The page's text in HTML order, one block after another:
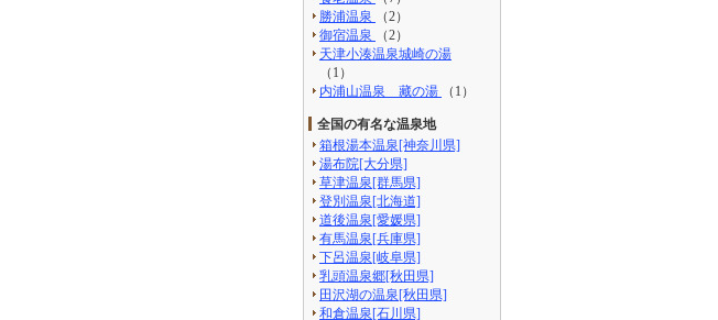
勝浦温泉
（2）
御宿温泉
（2）
天津小湊温泉城崎の湯
（1）
内浦山温泉 藏の湯
（1）
全国の有名な温泉地
箱根湯本温泉[神奈川県]
湯布院[大分県]
草津温泉[群馬県]
登別温泉[北海道]
道後温泉[愛媛県]
有馬温泉[兵庫県]
下呂温泉[岐阜県]
乳頭温泉郷[秋田県]
田沢湖の温泉[秋田県]
和倉温泉[石川県]